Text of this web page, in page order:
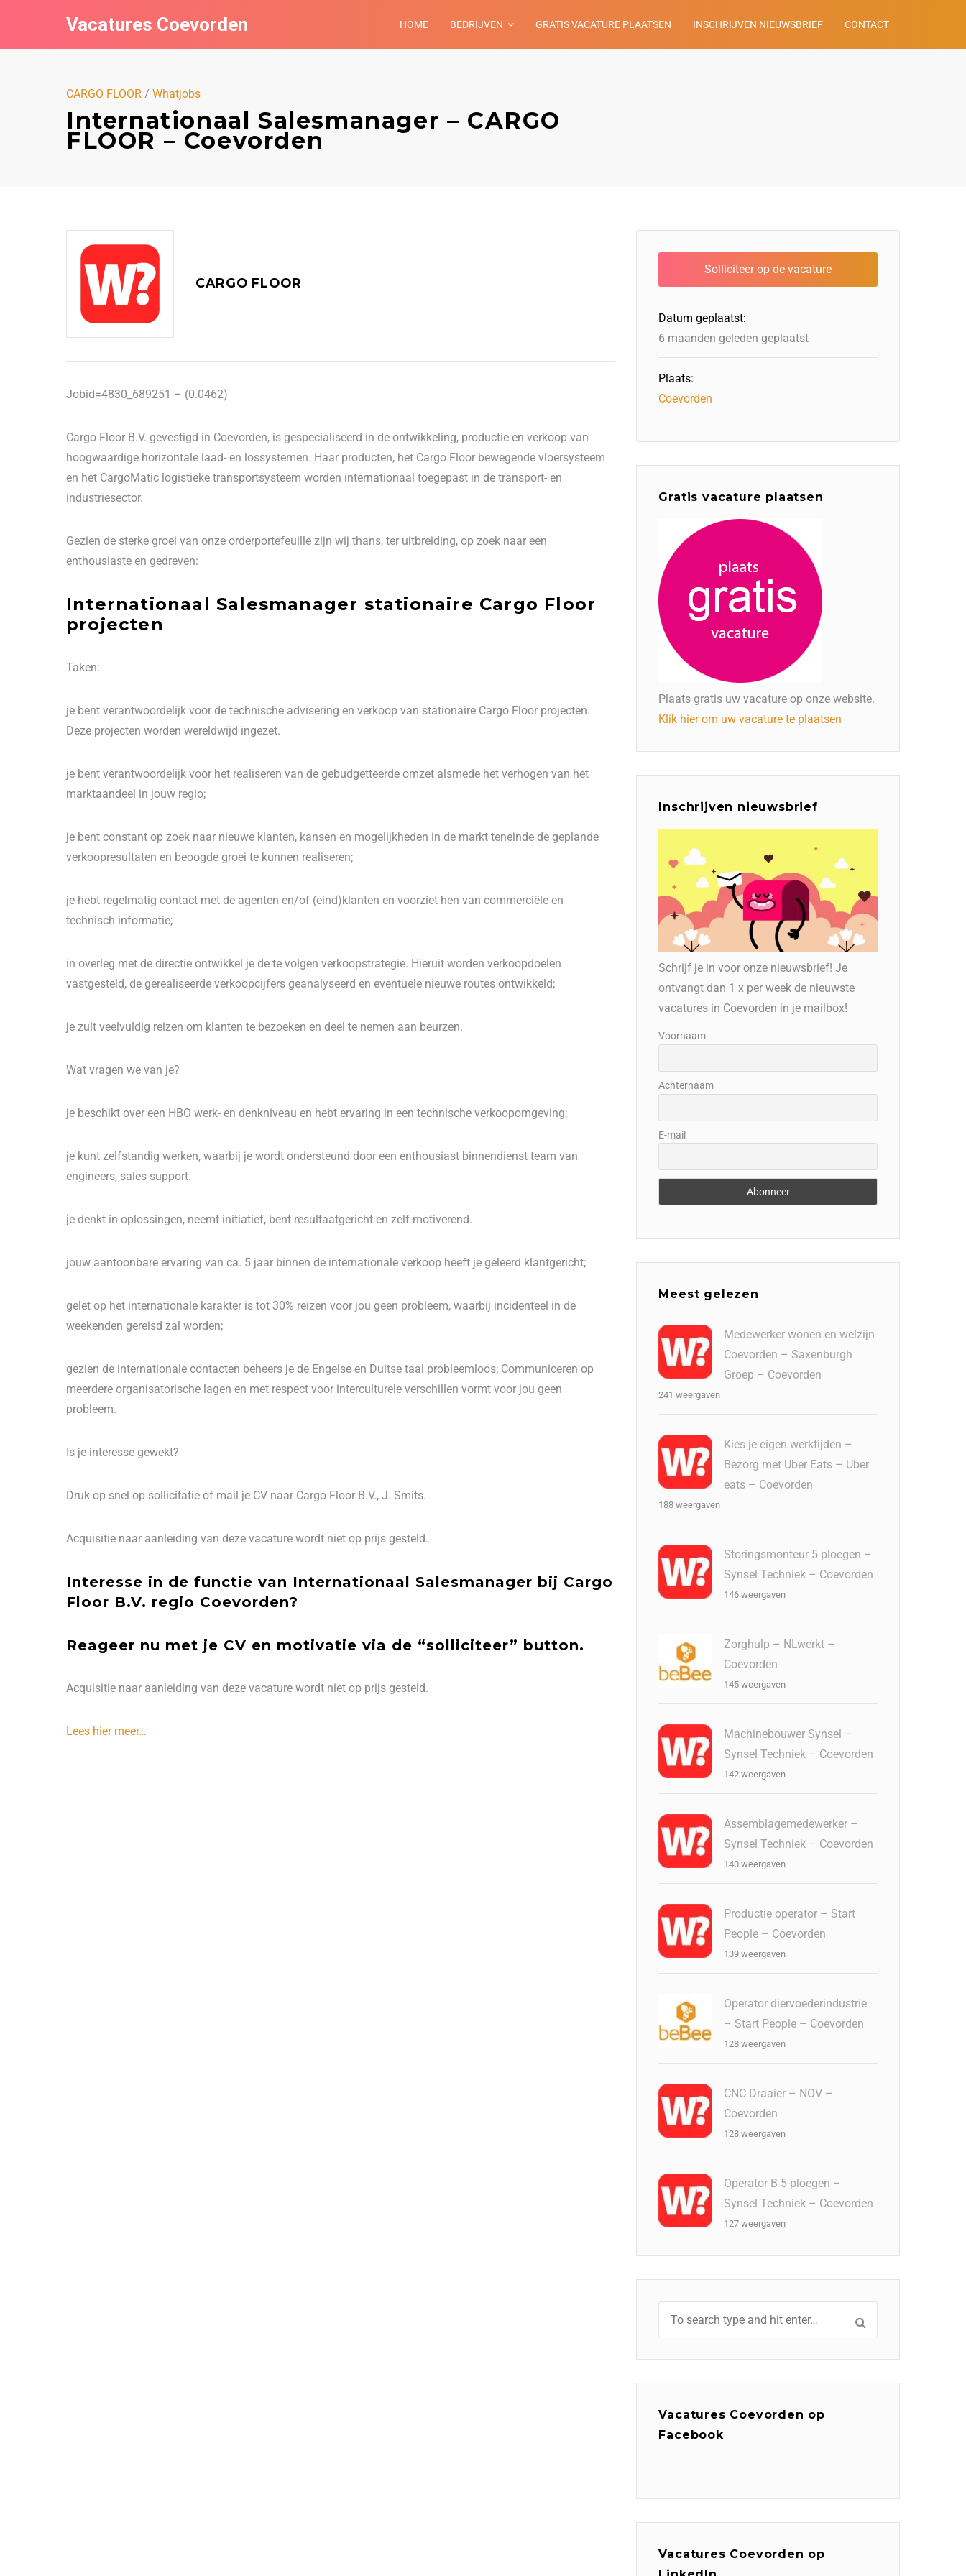
Vacatures Coevorden HOME BEDRIJVEN GRATIS VACATURE PLAATSEN INSCHRIJVEN NIEUWSBRIEF CONTACT
CARGO FLOOR / Whatjobs
Internationaal Salesmanager – CARGO
FLOOR – Coevorden
CARGO FLOOR
Jobid=4830_689251 – (0.0462)
Cargo Floor B.V. gevestigd in Coevorden, is gespecialiseerd in de ontwikkeling, productie en verkoop van
hoogwaardige horizontale laad- en lossystemen. Haar producten, het Cargo Floor bewegende vloersysteem
en het CargoMatic logistieke transportsysteem worden internationaal toegepast in de transport- en
industriesector.
Gezien de sterke groei van onze orderportefeuille zijn wij thans, ter uitbreiding, op zoek naar een
enthousiaste en gedreven:
Internationaal Salesmanager stationaire Cargo Floor
projecten
Taken:
je bent verantwoordelijk voor de technische advisering en verkoop van stationaire Cargo Floor projecten.
Deze projecten worden wereldwijd ingezet.
je bent verantwoordelijk voor het realiseren van de gebudgetteerde omzet alsmede het verhogen van het
marktaandeel in jouw regio;
je bent constant op zoek naar nieuwe klanten, kansen en mogelijkheden in de markt teneinde de geplande
verkoopresultaten en beoogde groei te kunnen realiseren;
je hebt regelmatig contact met de agenten en/of (eind)klanten en voorziet hen van commerciële en
technisch informatie;
in overleg met de directie ontwikkel je de te volgen verkoopstrategie. Hieruit worden verkoopdoelen
vastgesteld, de gerealiseerde verkoopcijfers geanalyseerd en eventuele nieuwe routes ontwikkeld;
je zult veelvuldig reizen om klanten te bezoeken en deel te nemen aan beurzen.
Wat vragen we van je?
je beschikt over een HBO werk- en denkniveau en hebt ervaring in een technische verkoopomgeving;
je kunt zelfstandig werken, waarbij je wordt ondersteund door een enthousiast binnendienst team van
engineers, sales support.
je denkt in oplossingen, neemt initiatief, bent resultaatgericht en zelf-motiverend.
jouw aantoonbare ervaring van ca. 5 jaar binnen de internationale verkoop heeft je geleerd klantgericht;
gelet op het internationale karakter is tot 30% reizen voor jou geen probleem, waarbij incidenteel in de
weekenden gereisd zal worden;
gezien de internationale contacten beheers je de Engelse en Duitse taal probleemloos; Communiceren op
meerdere organisatorische lagen en met respect voor interculturele verschillen vormt voor jou geen
probleem.
Is je interesse gewekt?
Druk op snel op sollicitatie of mail je CV naar Cargo Floor B.V., J. Smits.
Acquisitie naar aanleiding van deze vacature wordt niet op prijs gesteld.
Interesse in de functie van Internationaal Salesmanager bij Cargo
Floor B.V. regio Coevorden?
Reageer nu met je CV en motivatie via de “solliciteer” button.
Acquisitie naar aanleiding van deze vacature wordt niet op prijs gesteld.
Lees hier meer…
Datum geplaatst:
6 maanden geleden geplaatst
Plaats:
Coevorden
Gratis vacature plaatsen
Plaats gratis uw vacature op onze website.
Klik hier om uw vacature te plaatsen
Inschrijven nieuwsbrief
Schrijf je in voor onze nieuwsbrief! Je
ontvangt dan 1 x per week de nieuwste
vacatures in Coevorden in je mailbox!
Voornaam
Achternaam
E-mail
Meest gelezen
Medewerker wonen en welzijn
Coevorden – Saxenburgh
Groep – Coevorden
241 weergaven
Kies je eigen werktijden –
Bezorg met Uber Eats – Uber
eats – Coevorden
188 weergaven
Storingsmonteur 5 ploegen –
Synsel Techniek – Coevorden
146 weergaven
Zorghulp – NLwerkt –
Coevorden
145 weergaven
Machinebouwer Synsel –
Synsel Techniek – Coevorden
142 weergaven
Assemblagemedewerker –
Synsel Techniek – Coevorden
140 weergaven
Productie operator – Start
People – Coevorden
139 weergaven
Operator diervoederindustrie
– Start People – Coevorden
128 weergaven
CNC Draaier – NOV –
Coevorden
128 weergaven
Operator B 5-ploegen –
Synsel Techniek – Coevorden
127 weergaven
Vacatures Coevorden op
Facebook
Vacatures Coevorden op